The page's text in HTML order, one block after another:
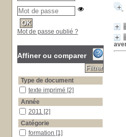
Mot de passe oublié ?
Affiner ou comparer
Type de document
texte imprimé
texte imprimé [2]
Année
20112011 [2]
Catégorie
formation
formation [1]